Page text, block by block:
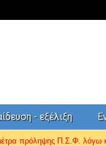
- εξέλιξη
πρόληψης Π.Σ.Φ.